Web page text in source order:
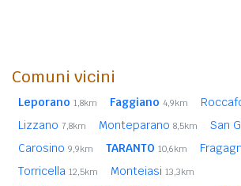
Comuni vicini
Leporano 1,8km Faggiano 4,9km
Lizzano 7,8km Monteparano 8,5km San
Carosino 9,9km TARANTO 10,6km
Torricella 12,5km Monteiasi 13,3km